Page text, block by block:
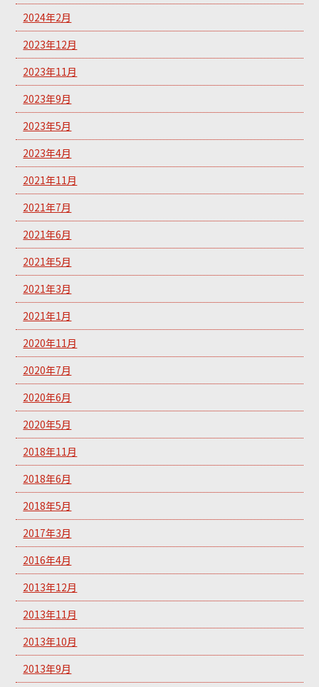
2024年2月
2023年12月
2023年11月
2023年9月
2023年5月
2023年4月
2021年11月
2021年7月
2021年6月
2021年5月
2021年3月
2021年1月
2020年11月
2020年7月
2020年6月
2020年5月
2018年11月
2018年6月
2018年5月
2017年3月
2016年4月
2013年12月
2013年11月
2013年10月
2013年9月